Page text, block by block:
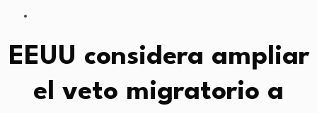
EEUU considera ampliar
el veto migratorio a